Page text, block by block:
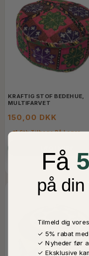
KRAFTIG STOF BEDEHUE,
MULTIFARVET
150,00 DKK
1 Stk Tilbage På Lager
Få
på
Tilmeld dig
✓ 5% rabat med
✓ Nyheder før
✓ Eksklusive